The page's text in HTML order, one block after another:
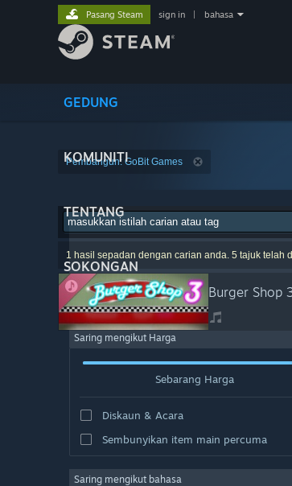
GEDUNG
KOMUNITI
TENTANG
SOKONGAN
Pasang Steam sign in bahasa
Pembangun: GoBit Games
1 hasil sepadan dengan carian anda. 5 tajuk telah
Burger Shop
Saring mengikut Harga
Sebarang Harga
Diskaun & Acara
Sembunyikan item main percuma
Saring mengikut bahasa